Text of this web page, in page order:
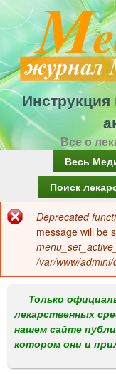
к
Все о
а
в
о
м
е
н
Весь
Поиск
об
ошибке
Deprecated
message will be
/var/www/
Только
лекарственных
нашем сайте
котором они и